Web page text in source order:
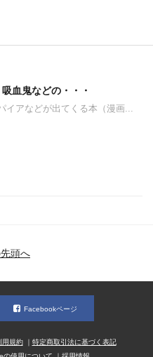
血鬼などの・・・
イアなどが出てくる本（漫画...
頭へ
Facebookページ
用規約
特定商取引法に基づく表記